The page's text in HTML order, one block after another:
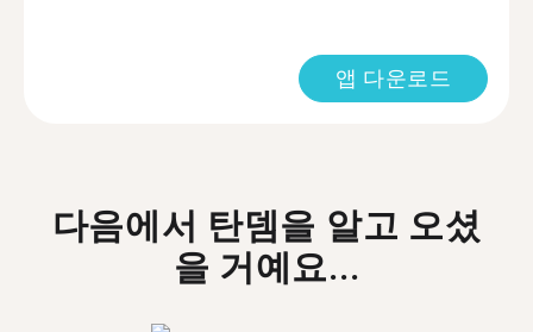
앱 다운로드
다음에서 탄뎀을 알고 오셨
을 거예요...